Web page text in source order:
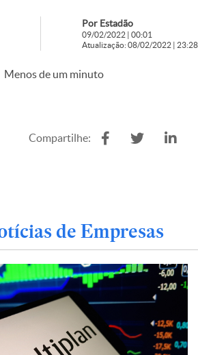
Por Estadão
09/02/2022 | 00:01
Atualização: 08/02/2022 | 23:28
Menos de um minuto
Compartilhe:
de Empresas